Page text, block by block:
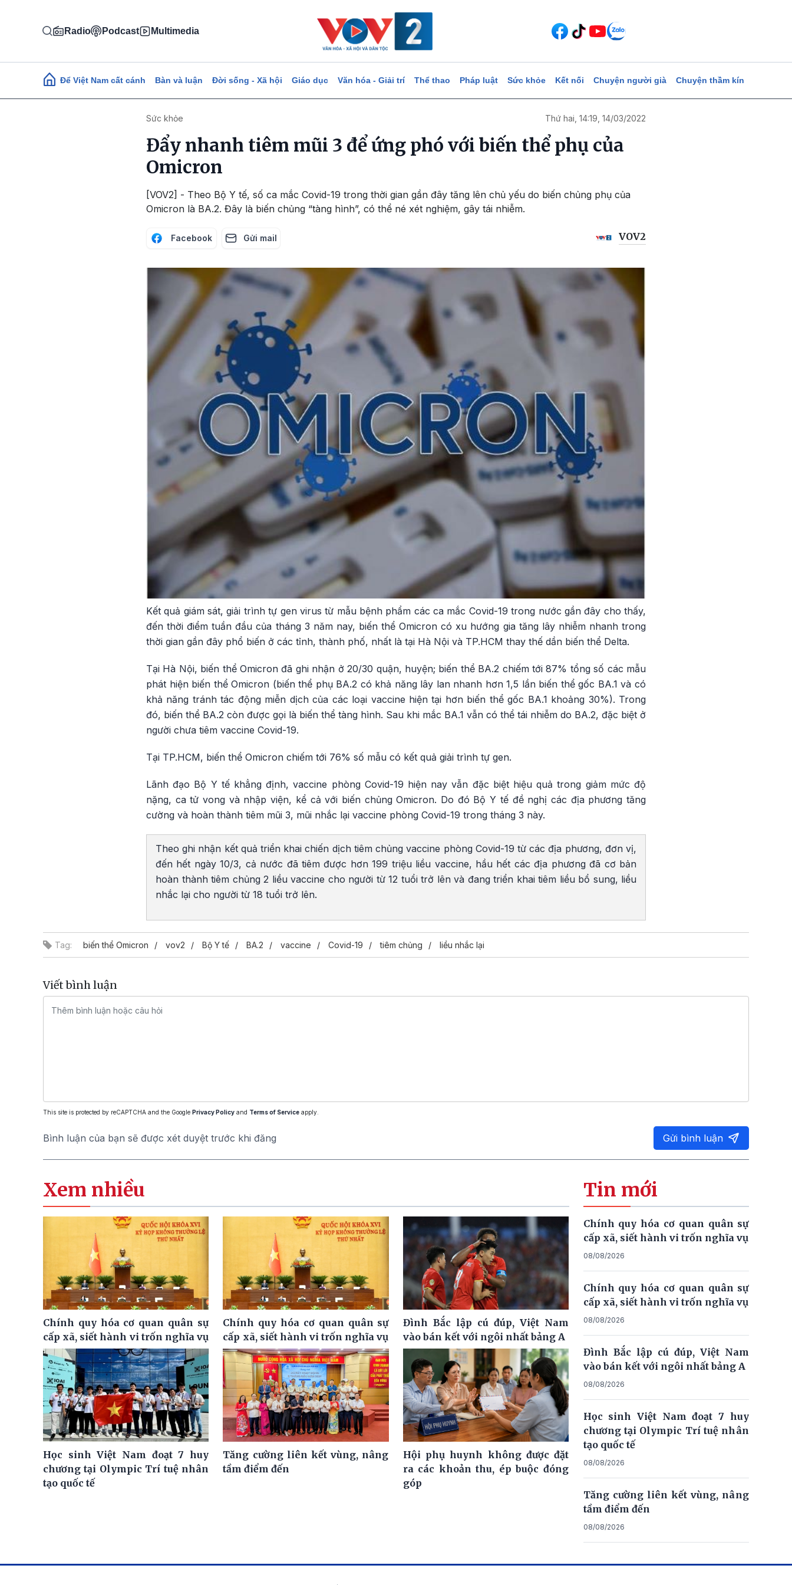
Radio Podcast Multimedia
Main navigation
Để Việt Nam cất cánh Bàn và luận Đời sống - Xã hội Giáo dục Văn hóa - Giải trí Thể thao Pháp luật Sức khỏe Kết nối Chuyện người già Chuyện thầm kín
Sức khỏe Thứ hai, 14:19, 14/03/2022
Đẩy nhanh tiêm mũi 3 để ứng phó với biến thể phụ của
Omicron
[VOV2] - Theo Bộ Y tế, số ca mắc Covid-19 trong thời gian gần đây tăng lên chủ yếu do biến chủng phụ của
Omicron là BA.2. Đây là biến chủng “tàng hình”, có thể né xét nghiệm, gây tái nhiễm.
Facebook Gửi mail VOV2
Kết quả giám sát, giải trình tự gen virus từ mẫu bệnh phẩm các ca mắc Covid-19 trong nước gần đây cho thấy,
đến thời điểm tuần đầu của tháng 3 năm nay, biến thể Omicron có xu hướng gia tăng lây nhiễm nhanh trong
thời gian gần đây phổ biến ở các tỉnh, thành phố, nhất là tại Hà Nội và TP.HCM thay thế dần biến thể Delta.
Tại Hà Nội, biến thể Omicron đã ghi nhận ở 20/30 quận, huyện; biến thể BA.2 chiếm tới 87% tổng số các mẫu
phát hiện biến thể Omicron (biến thể phụ BA.2 có khả năng lây lan nhanh hơn 1,5 lần biến thể gốc BA.1 và có
khả năng tránh tác động miễn dịch của các loại vaccine hiện tại hơn biến thể gốc BA.1 khoảng 30%). Trong
đó, biến thể BA.2 còn được gọi là biến thể tàng hình. Sau khi mắc BA.1 vẫn có thể tái nhiễm do BA.2, đặc biệt ở
người chưa tiêm vaccine Covid-19.
Tại TP.HCM, biến thể Omicron chiếm tới 76% số mẫu có kết quả giải trình tự gen.
Lãnh đạo Bộ Y tế khẳng định, vaccine phòng Covid-19 hiện nay vẫn đặc biệt hiệu quả trong giảm mức độ
nặng, ca tử vong và nhập viện, kể cả với biến chủng Omicron. Do đó Bộ Y tế đề nghị các địa phương tăng
cường và hoàn thành tiêm mũi 3, mũi nhắc lại vaccine phòng Covid-19 trong tháng 3 này.
Theo ghi nhận kết quả triển khai chiến dịch tiêm chủng vaccine phòng Covid-19 từ các địa phương, đơn vị,
đến hết ngày 10/3, cả nước đã tiêm được hơn 199 triệu liều vaccine, hầu hết các địa phương đã cơ bản
hoàn thành tiêm chủng 2 liều vaccine cho người từ 12 tuổi trở lên và đang triển khai tiêm liều bổ sung, liều
nhắc lại cho người từ 18 tuổi trở lên.
Tag: biến thể Omicron vov2 Bộ Y tế BA.2 vaccine Covid-19 tiêm chủng liều nhắc lại
Viết bình luận
This site is protected by reCAPTCHA and the Google Privacy Policy and Terms of Service apply.
Bình luận của bạn sẽ được xét duyệt trước khi đăng Gửi bình luận
Xem nhiều
Chính quy hóa cơ quan quân sự
cấp xã, siết hành vi trốn nghĩa vụ
Chính quy hóa cơ quan quân sự
cấp xã, siết hành vi trốn nghĩa vụ
Đình Bắc lập cú đúp, Việt Nam
vào bán kết với ngôi nhất bảng A
Học sinh Việt Nam đoạt 7 huy
chương tại Olympic Trí tuệ nhân
tạo quốc tế
Tăng cường liên kết vùng, nâng
tầm điểm đến
Hội phụ huynh không được đặt
ra các khoản thu, ép buộc đóng
góp
Tin mới
Chính quy hóa cơ quan quân sự
cấp xã, siết hành vi trốn nghĩa vụ
08/08/2026
Chính quy hóa cơ quan quân sự
cấp xã, siết hành vi trốn nghĩa vụ
08/08/2026
Đình Bắc lập cú đúp, Việt Nam
vào bán kết với ngôi nhất bảng A
08/08/2026
Học sinh Việt Nam đoạt 7 huy
chương tại Olympic Trí tuệ nhân
tạo quốc tế
08/08/2026
Tăng cường liên kết vùng, nâng
tầm điểm đến
08/08/2026